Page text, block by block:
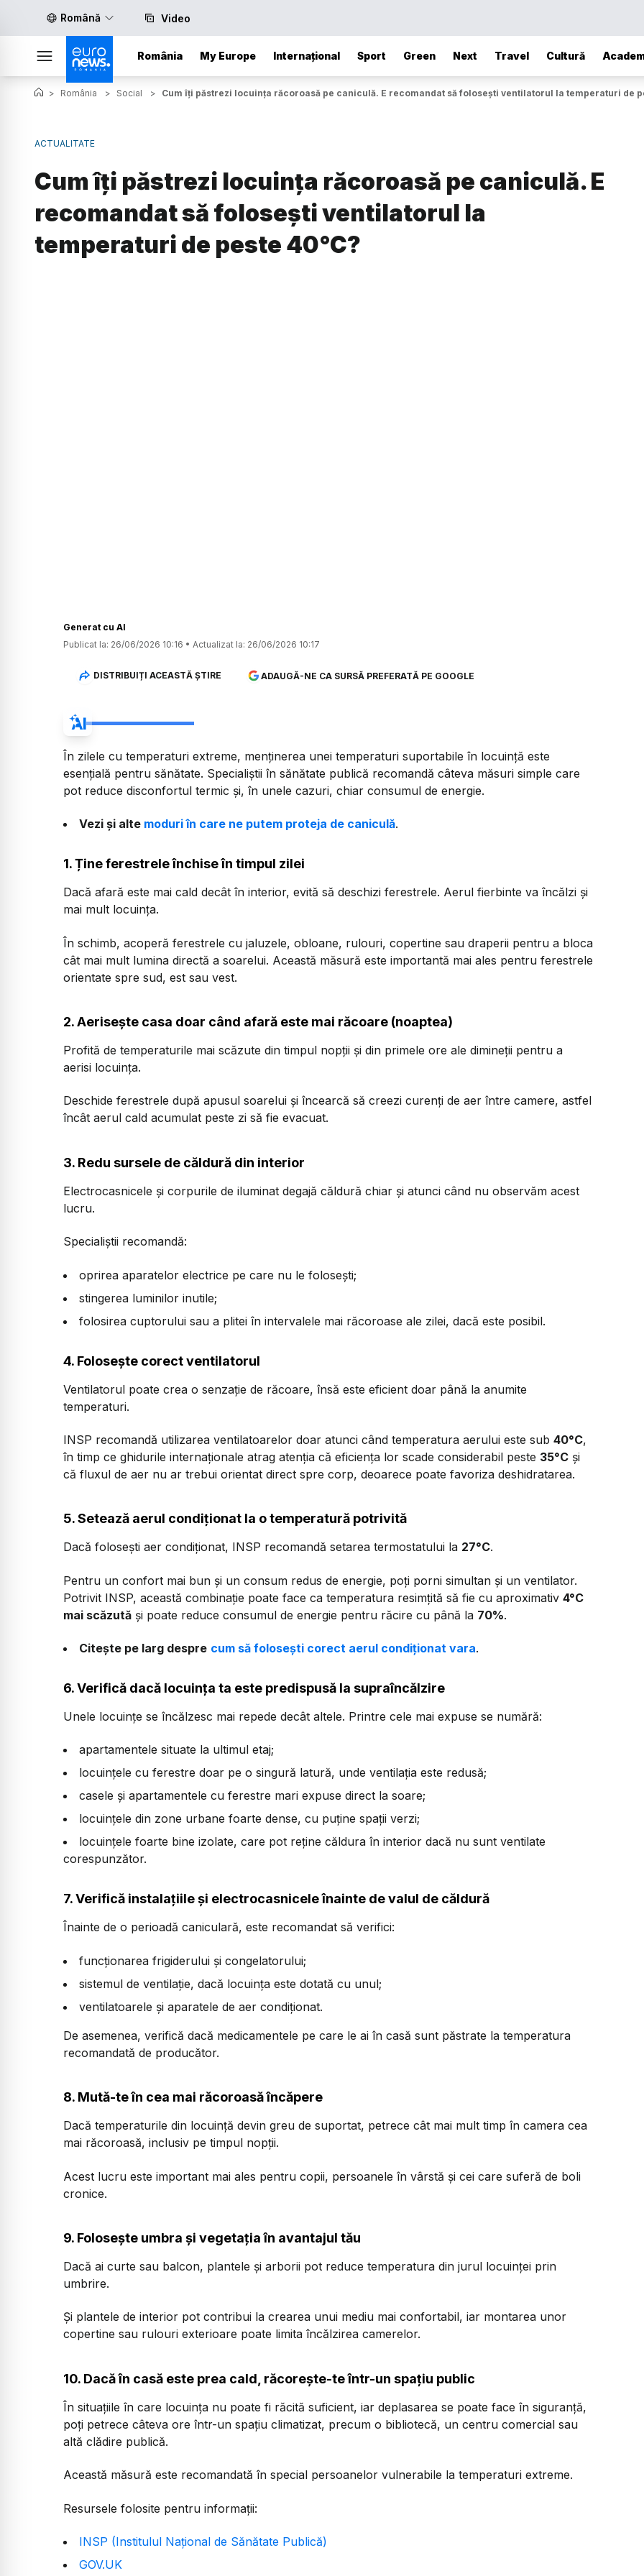
Română Video
România My Europe Internațional Sport Green Next Travel Cultură
> România > Social > Cum îți păstrezi locuința răcoroasă pe caniculă. E recomandat să folosești ventilatorul la temperaturi de
ACTUALITATE
Cum îți păstrezi locuința răcoroasă pe caniculă. E
recomandat să folosești ventilatorul la
temperaturi de peste 40°C?
Generat cu AI
Publicat la: 26/06/2026 10:16 • Actualizat la: 26/06/2026 10:17
DISTRIBUIȚI ACEASTĂ ȘTIRE ADAUGĂ-NE CA SURSĂ PREFERATĂ PE GOOGLE
În zilele cu temperaturi extreme, menținerea unei temperaturi suportabile în locuință este
esențială pentru sănătate. Specialiștii în sănătate publică recomandă câteva măsuri simple care
pot reduce disconfortul termic și, în unele cazuri, chiar consumul de energie.
Vezi și alte moduri în care ne putem proteja de caniculă.
1. Ține ferestrele închise în timpul zilei
Dacă afară este mai cald decât în interior, evită să deschizi ferestrele. Aerul fierbinte va încălzi și
mai mult locuința.
În schimb, acoperă ferestrele cu jaluzele, obloane, rulouri, copertine sau draperii pentru a bloca
cât mai mult lumina directă a soarelui. Această măsură este importantă mai ales pentru ferestrele
orientate spre sud, est sau vest.
2. Aerisește casa doar când afară este mai răcoare (noaptea)
Profită de temperaturile mai scăzute din timpul nopții și din primele ore ale dimineții pentru a
aerisi locuința.
Deschide ferestrele după apusul soarelui și încearcă să creezi curenți de aer între camere, astfel
încât aerul cald acumulat peste zi să fie evacuat.
3. Redu sursele de căldură din interior
Electrocasnicele și corpurile de iluminat degajă căldură chiar și atunci când nu observăm acest
lucru.
Specialiștii recomandă:
oprirea aparatelor electrice pe care nu le folosești;
stingerea luminilor inutile;
folosirea cuptorului sau a plitei în intervalele mai răcoroase ale zilei, dacă este posibil.
4. Folosește corect ventilatorul
Ventilatorul poate crea o senzație de răcoare, însă este eficient doar până la anumite
temperaturi.
INSP recomandă utilizarea ventilatoarelor doar atunci când temperatura aerului este sub 40°C,
în timp ce ghidurile internaționale atrag atenția că eficiența lor scade considerabil peste 35°C și
că fluxul de aer nu ar trebui orientat direct spre corp, deoarece poate favoriza deshidratarea.
5. Setează aerul condiționat la o temperatură potrivită
Dacă folosești aer condiționat, INSP recomandă setarea termostatului la 27°C.
Pentru un confort mai bun și un consum redus de energie, poți porni simultan și un ventilator.
Potrivit INSP, această combinație poate face ca temperatura resimțită să fie cu aproximativ 4°C
mai scăzută și poate reduce consumul de energie pentru răcire cu până la 70%.
Citește pe larg despre cum să folosești corect aerul condiționat vara.
6. Verifică dacă locuința ta este predispusă la supraîncălzire
Unele locuințe se încălzesc mai repede decât altele. Printre cele mai expuse se numără:
apartamentele situate la ultimul etaj;
locuințele cu ferestre doar pe o singură latură, unde ventilația este redusă;
casele și apartamentele cu ferestre mari expuse direct la soare;
locuințele din zone urbane foarte dense, cu puține spații verzi;
locuințele foarte bine izolate, care pot reține căldura în interior dacă nu sunt ventilate
corespunzător.
7. Verifică instalațiile și electrocasnicele înainte de valul de căldură
Înainte de o perioadă caniculară, este recomandat să verifici:
funcționarea frigiderului și congelatorului;
sistemul de ventilație, dacă locuința este dotată cu unul;
ventilatoarele și aparatele de aer condiționat.
De asemenea, verifică dacă medicamentele pe care le ai în casă sunt păstrate la temperatura
recomandată de producător.
8. Mută-te în cea mai răcoroasă încăpere
Dacă temperaturile din locuință devin greu de suportat, petrece cât mai mult timp în camera cea
mai răcoroasă, inclusiv pe timpul nopții.
Acest lucru este important mai ales pentru copii, persoanele în vârstă și cei care suferă de boli
cronice.
9. Folosește umbra și vegetația în avantajul tău
Dacă ai curte sau balcon, plantele și arborii pot reduce temperatura din jurul locuinței prin
umbrire.
Și plantele de interior pot contribui la crearea unui mediu mai confortabil, iar montarea unor
copertine sau rulouri exterioare poate limita încălzirea camerelor.
10. Dacă în casă este prea cald, răcorește-te într-un spațiu public
În situațiile în care locuința nu poate fi răcită suficient, iar deplasarea se poate face în siguranță,
poți petrece câteva ore într-un spațiu climatizat, precum o bibliotecă, un centru comercial sau
altă clădire publică.
Această măsură este recomandată în special persoanelor vulnerabile la temperaturi extreme.
Resursele folosite pentru informații:
INSP (Institulul Național de Sănătate Publică)
GOV.UK